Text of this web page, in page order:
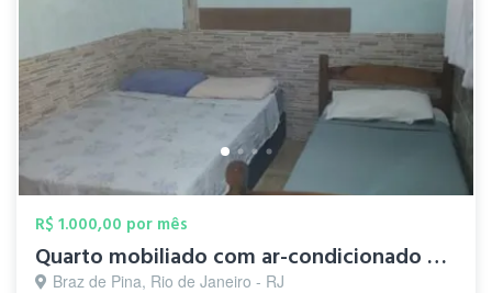
R$ 1.000,00 por mês
Quarto mobiliado com ar-condicionado e W...
Braz de Pina, Rio de Janeiro - RJ